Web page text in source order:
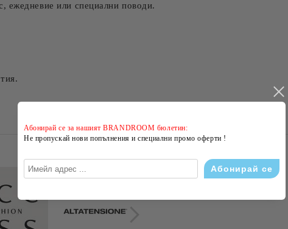
ежедневие или специални поводи.
Абонирай се за нашият BRANDROOM бюлетин:
Не пропускай нови попълнения и специални промо оферти !